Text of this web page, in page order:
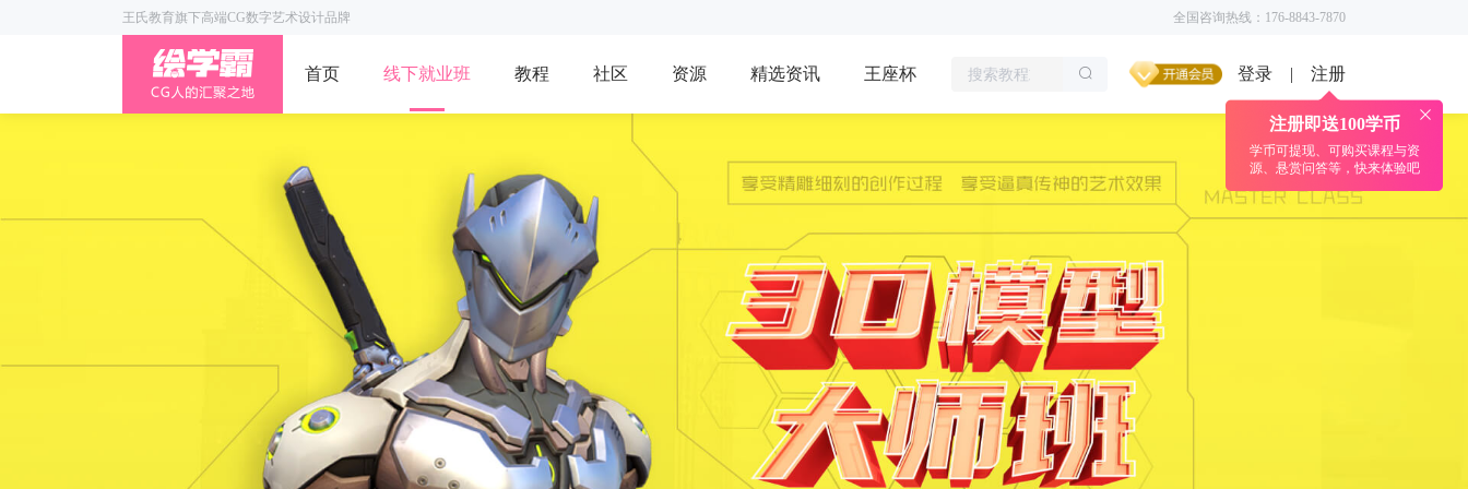
王氏教育旗下高端CG数字艺术设计品牌 全国咨询热线：176-8843-7870
首页 线下就业班 教程 社区 资源 精选资讯 王座杯 登录 |
注册即送100学币
学币可提现、可购买课程与资
源、悬赏问答等，快来体验吧
注册